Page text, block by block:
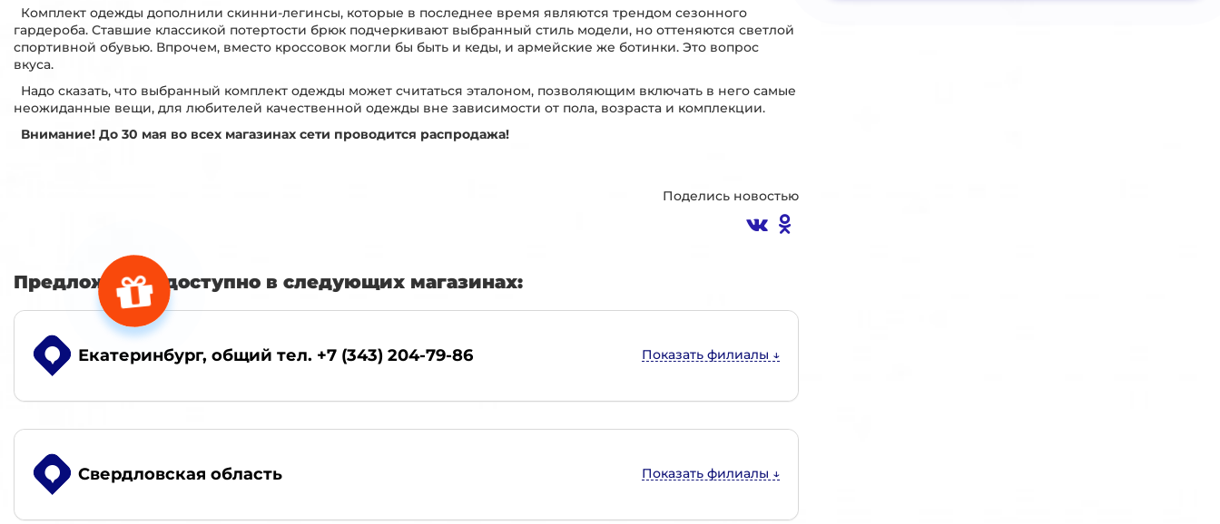
Комплект одежды дополнили скинни-легинсы, которые в последнее время являются трендом сезонного
гардероба. Ставшие классикой потертости брюк подчеркивают выбранный стиль модели, но оттеняются светлой
спортивной обувью. Впрочем, вместо кроссовок могли бы быть и кеды, и армейские же ботинки. Это вопрос
вкуса.
Надо сказать, что выбранный комплект одежды может считаться эталоном, позволяющим включать в него самые
неожиданные вещи, для любителей качественной одежды вне зависимости от пола, возраста и комплекции.
Внимание! До 30 мая во всех магазинах сети проводится распродажа!
Поделись новостью
Предложение доступно в следующих магазинах:
Екатеринбург, общий тел. +7 (343) 204-79-86
Свердловская область